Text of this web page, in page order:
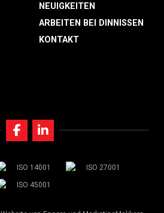
NEUIGKEITEN
ARBEITEN BEI DINNISSEN
KONTAKT